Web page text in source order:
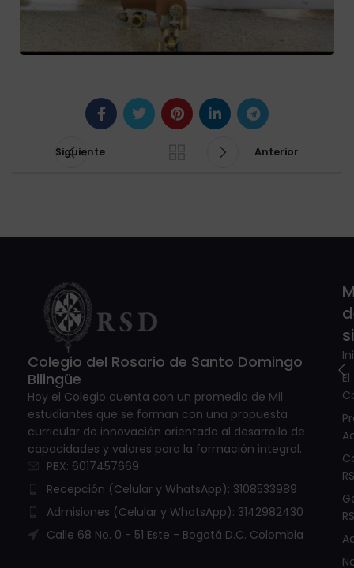
Siguiente Anterior
Colegio del Rosario de Santo Domingo
Bilingüe
Hoy el Colegio cuenta con un promedio de Mil
estudiantes que se forman con una propuesta
curricular de innovación orientada al desarrollo de
capacidades y valores para la formación integral.
PBX: 6017457669
Recepción (Celular y WhatsApp): 3108533989
Admisiones (Celular y WhatsApp): 3142982430
Calle 68 No. 0 - 51 Este - Bogotá D.C. Colombia
El